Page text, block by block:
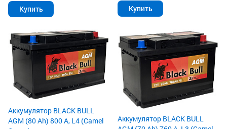
Купить Купить
Аккумулятор BLACK BULL
AGM (80 Ah) 800 А, L4 (Camel
Аккумулятор BLACK BULL